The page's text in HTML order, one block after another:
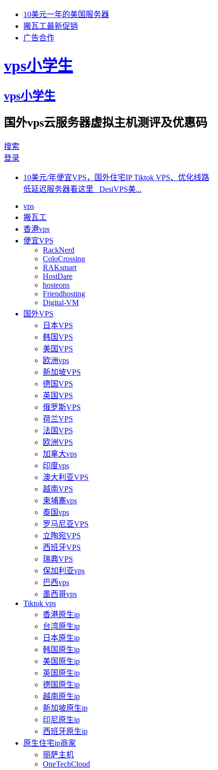
10美元一年的美国服务器
搬瓦工最新促销
广告合作
vps小学生
vps小学生
国外vps云服务器虚拟主机测评及优惠码
搜索
登录
10美元/年便宜VPS，国外住宅IP Tiktok VPS、优化线路
低延迟服务器看这里 DesiVPS美...
vps
搬瓦工
香港vps
便宜VPS
RackNerd
ColoCrossing
RAKsmart
HostDare
hosteons
Friendhosting
Digital-VM
国外VPS
日本VPS
韩国VPS
美国VPS
欧洲vps
新加坡VPS
德国VPS
英国VPS
俄罗斯VPS
荷兰VPS
法国VPS
欧洲VPS
加拿大vps
印度vps
澳大利亚VPS
越南VPS
柬埔寨vps
泰国vps
罗马尼亚VPS
立陶宛VPS
西班牙VPS
瑞典VPS
保加利亚vps
巴西vps
墨西哥vps
Tiktok vps
香港原生ip
台湾原生ip
日本原生ip
韩国原生ip
美国原生ip
英国原生ip
德国原生ip
越南原生ip
新加坡原生ip
印尼原生ip
西班牙原生ip
原生住宅ip商家
丽萨主机
OneTechCloud